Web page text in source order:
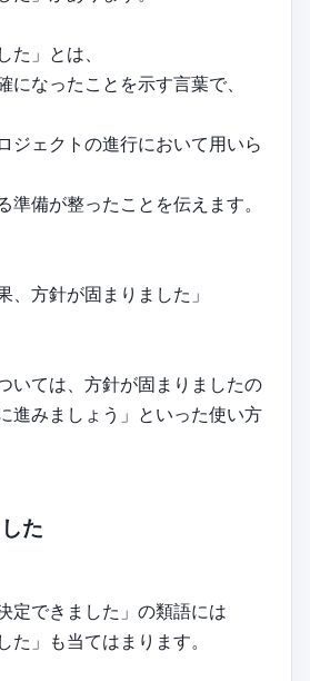
た」とは、
になったことを示す言葉で、
ジェクトの進行において用いら
準備が整ったことを伝えます。
、方針が固まりました」
いては、方針が固まりましたの
進みましょう」といった使い方
た
定できました」の類語には
た」も当てはまります。